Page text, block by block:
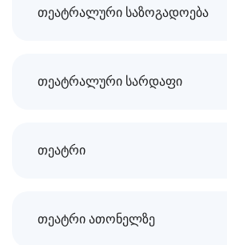
თეატრალური საზოგადოება
თეატრალური სარდაფი
თეატრი
თეატრი ათონელზე